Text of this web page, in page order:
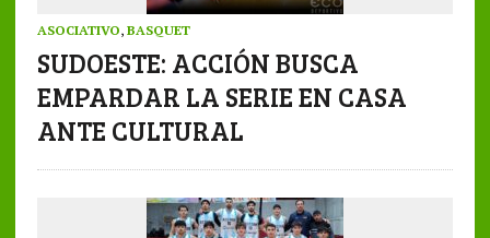
ASOCIATIVO, BASQUET
SUDOESTE: ACCIÓN BUSCA
EMPARDAR LA SERIE EN CASA
ANTE CULTURAL